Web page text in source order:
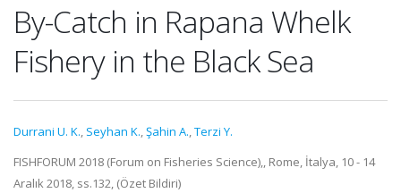
By-Catch in Rapana Whelk
Fishery in the Black Sea
Durrani U. K., Seyhan K.,Şahin A.,Terzi Y.
FISHFORUM 2018 (Forum on Fisheries Science),, Rome, İtalya, 10 - 14
Aralık 2018, ss.132, (Özet Bildiri)